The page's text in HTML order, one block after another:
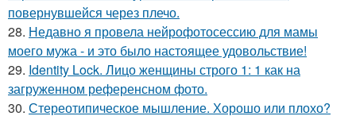
повернувшейся через плечо.
28. Недавно я провела нейрофотосессию для мамы
моего мужа - и это было настоящее удовольствие!
29. Identity Lock. Лицо женщины строго 1: 1 как на
загруженном референсном фото.
30. Стереотипическое мышление. Хорошо или плохо?